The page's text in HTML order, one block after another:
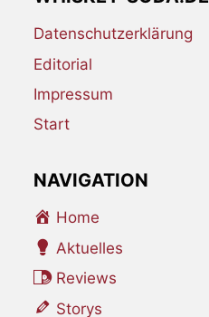
Datenschutzerklärung
Editorial
Impressum
Start
NAVIGATION
Home
Aktuelles
Reviews
Storys